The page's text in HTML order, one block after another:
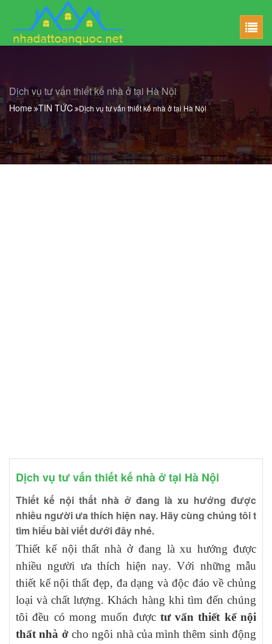
Dịch vụ tư vấn thiết kế nhà ở tại Hà Nội
Home TIN TỨC Dịch vụ tư vấn thiết kế nhà ở tại Hà Nội
Dịch vụ tư vấn thiết kế nhà ở tại Hà Nội
Thiết kế nội thất nhà ở đang là xu hướng được
nhiều người ưa thích hiện nay. Hãy cùng chúng tôi t
tìm hiểu bài viết dưới đây nhé.
Thiết kế nội thất nhà ở đang là xu hướng được
nhiều người ưa thích hiện nay. Với những mẫu
thiết kế nội thất đẹp, đa dạng và độc đáo về chủng
loại và chất lượng. Khách hàng khi tìm đến chúng
tôi đều có mong muốn được tư vấn thiết kế nội
thất nhà ởcho ngôi nhà của mình thêm sinh động